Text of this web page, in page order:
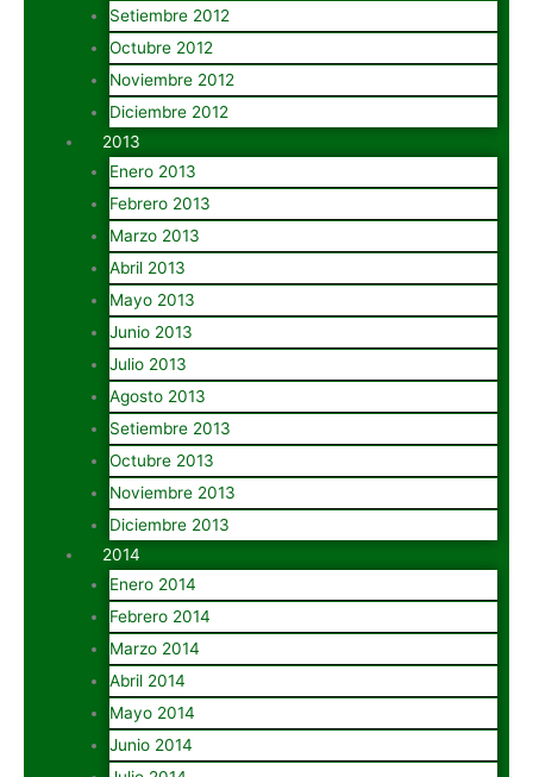
Setiembre 2012
Octubre 2012
Noviembre 2012
Diciembre 2012
2013
Enero 2013
Febrero 2013
Marzo 2013
Abril 2013
Mayo 2013
Junio 2013
Julio 2013
Agosto 2013
Setiembre 2013
Octubre 2013
Noviembre 2013
Diciembre 2013
2014
Enero 2014
Febrero 2014
Marzo 2014
Abril 2014
Mayo 2014
Junio 2014